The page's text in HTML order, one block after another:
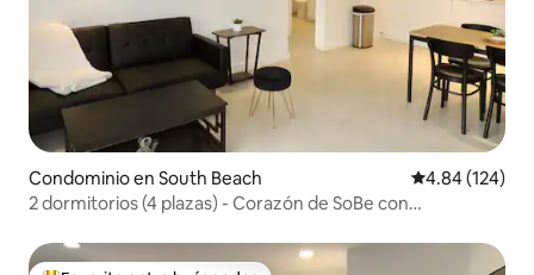
Condominio en South Beach Calificación
4.84 (124)
2 dormitorios (4 plazas) - Corazón de SoBe con